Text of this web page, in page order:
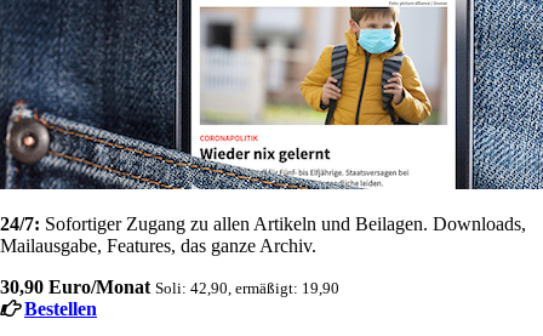
24/7: Sofortiger Zugang zu allen Artikeln und Beilagen. Downloads,
Mailausgabe, Features, das ganze Archiv.
30,90 Euro/Monat Soli: 42,90, ermäßigt: 19,90
Bestellen